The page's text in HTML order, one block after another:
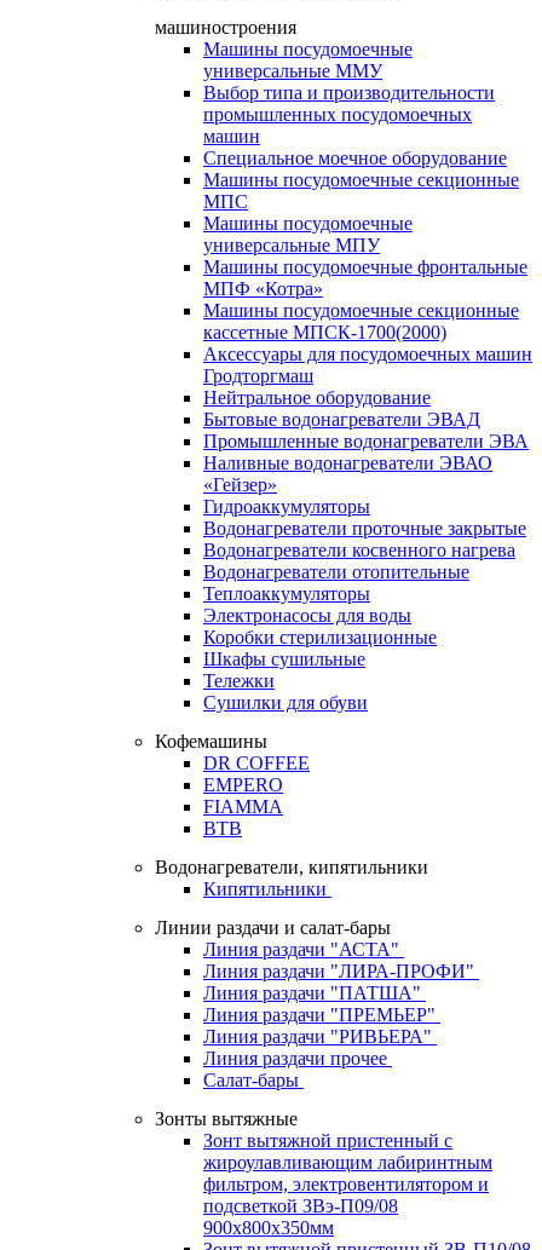
машиностроения
Машины посудомоечные
универсальные ММУ
Выбор типа и производительности
промышленных посудомоечных
машин
Специальное моечное оборудование
Машины посудомоечные секционные
МПС
Машины посудомоечные
универсальные МПУ
Машины посудомоечные фронтальные
МПФ «Котра»
Машины посудомоечные секционные
кассетные МПСК-1700(2000)
Аксессуары для посудомоечных машин
Гродторгмаш
Нейтральное оборудование
Бытовые водонагреватели ЭВАД
Промышленные водонагреватели ЭВА
Наливные водонагреватели ЭВАО
«Гейзер»
Гидроаккумуляторы
Водонагреватели проточные закрытые
Водонагреватели косвенного нагрева
Водонагреватели отопительные
Теплоаккумуляторы
Электронасосы для воды
Коробки стерилизационные
Шкафы сушильные
Тележки
Сушилки для обуви
Кофемашины
DR COFFEE
EMPERO
FIAMMA
BTB
Водонагреватели, кипятильники
Кипятильники
Линии раздачи и салат-бары
Линия раздачи "АСТА"
Линия раздачи "ЛИРА-ПРОФИ"
Линия раздачи "ПАТША"
Линия раздачи "ПРЕМЬЕР"
Линия раздачи "РИВЬЕРА"
Линия раздачи прочее
Салат-бары
Зонты вытяжные
Зонт вытяжной пристенный с
жироулавливающим лабиринтным
фильтром, электровентилятором и
подсветкой ЗВэ-П09/08
900х800х350мм